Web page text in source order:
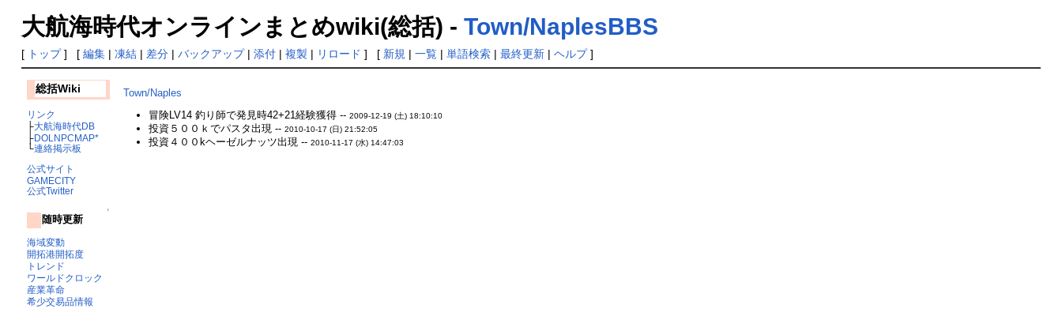
大航海時代オンラインまとめwiki(総括) - Town/NaplesBBS
[ トップ] [ 編集| 凍結| 差分| バックアップ| 添付| 複製 | リロード ] [ 新規 | 一覧| 単語検索| 最終更新| ヘルプ]
総括Wiki
リンク
├大航海時代DB
├DOLNPCMAP*
└連絡掲示板
公式サイト
GAMECITY
公式Twitter
↑
随時更新
海域変動
開拓港開拓度
トレンド
ワールドクロック
産業革命
希少交易品情報
Town/Naples
冒険LV14 釣り師で発見時42+21経験獲得 --2009-12-19 (土) 18:10:10
投資５００ｋでパスタ出現 --2010-10-17 (日) 21:52:05
投資４００kヘーゼルナッツ出現 --2010-11-17 (水) 14:47:03